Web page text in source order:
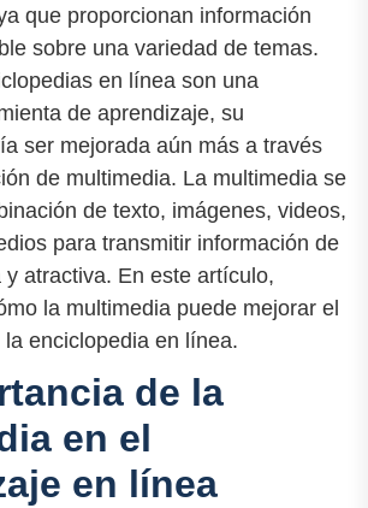
que proporcionan información
sobre una variedad de temas.
en línea son una
de aprendizaje, su
ser mejorada aún más a través
de multimedia. La multimedia se
de texto, imágenes, videos,
para transmitir información de
y atractiva. En este artículo,
la multimedia puede mejorar el
enciclopedia en línea.
de la
en el
en línea